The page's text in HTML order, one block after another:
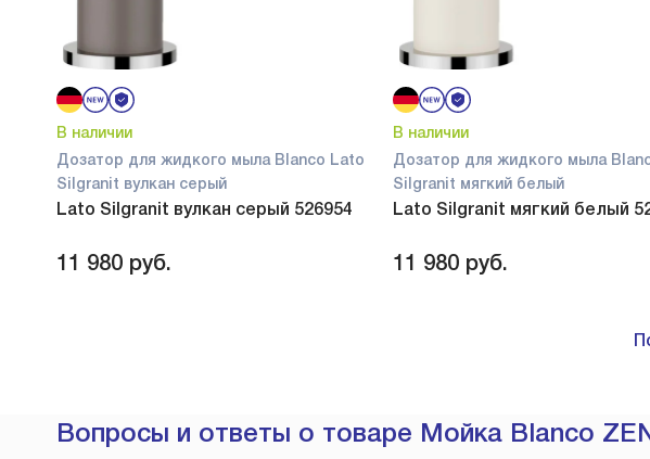
В наличии
Дозатор для жидкого мыла Blanco Lato
Silgranit вулкан серый
Lato Silgranit вулкан серый 526954
11 980 руб.
В наличии
Дозатор для жидкого мыла
Silgranit мягкий белый
Lato Silgranit мягкий белый
11 980 руб.
Вопросы и ответы о товаре Мойка Blanco